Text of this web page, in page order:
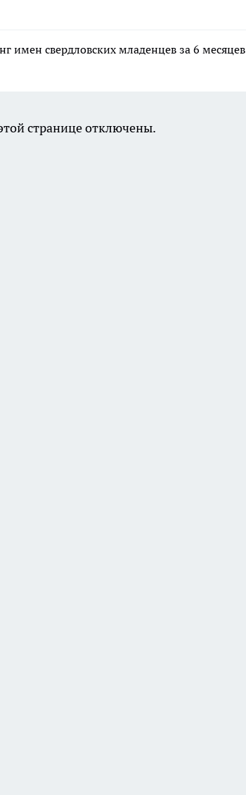
свердловских младенцев за 6 месяцев
странице отключены.